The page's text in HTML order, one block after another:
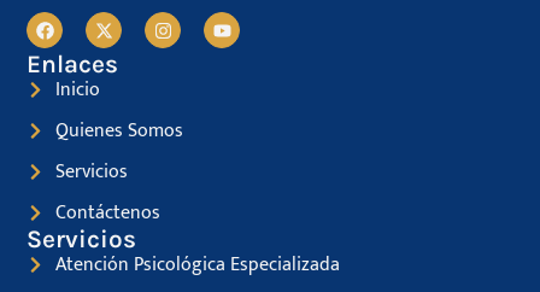
Enlaces
Inicio
Quienes Somos
Servicios
Contáctenos
Servicios
Atención Psicológica Especializada